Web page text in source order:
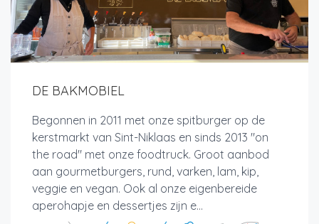
DE BAKMOBIEL
Begonnen in 2011 met onze spitburger op de
kerstmarkt van Sint-Niklaas en sinds 2013 "on
the road" met onze foodtruck. Groot aanbod
aan gourmetburgers, rund, varken, lam, kip,
veggie en vegan. Ook al onze eigenbereide
aperohapje en dessertjes zijn e...